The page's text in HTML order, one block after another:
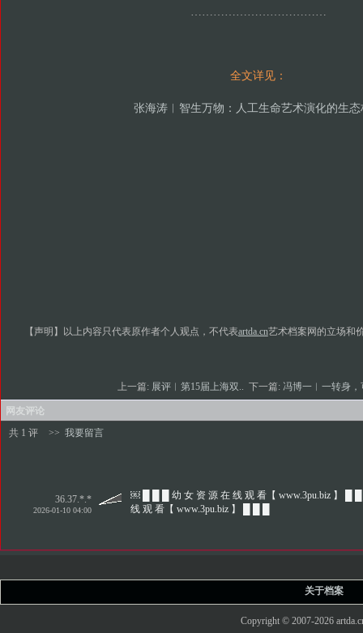
………………………………
全文详见：
张海涛︱智生万物：人工生命艺术演化的生态
【声明】以上内容只代表原作者个人观点，不代表artda.cn艺术档案网的立场和
上一篇: 展评︱第15届上海双.. 下一篇: 冯博一︱一转身
网友评论
共 1 评
>> 我要留言
36.37.*.*
2026-01-10 04:00
￼ █ █ █ 幼 女 资 源 在 线 观 看【 www.3pu.biz 】 █
线 观 看【 www.3pu.biz 】 █ █ █
关于档案
Copyright © 2007-2026